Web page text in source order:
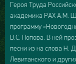
Героя Труда
академика РАХ А.М.
программу
В.С. Попова. В ней
песни из на слова Н.
Левитанского и